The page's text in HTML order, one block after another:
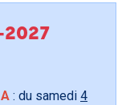
2027
: du samedi 4